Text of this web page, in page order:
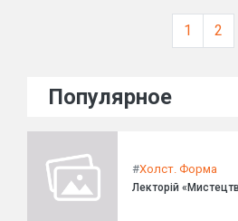
1 2
Популярное
#Холст. Форма
Лекторій